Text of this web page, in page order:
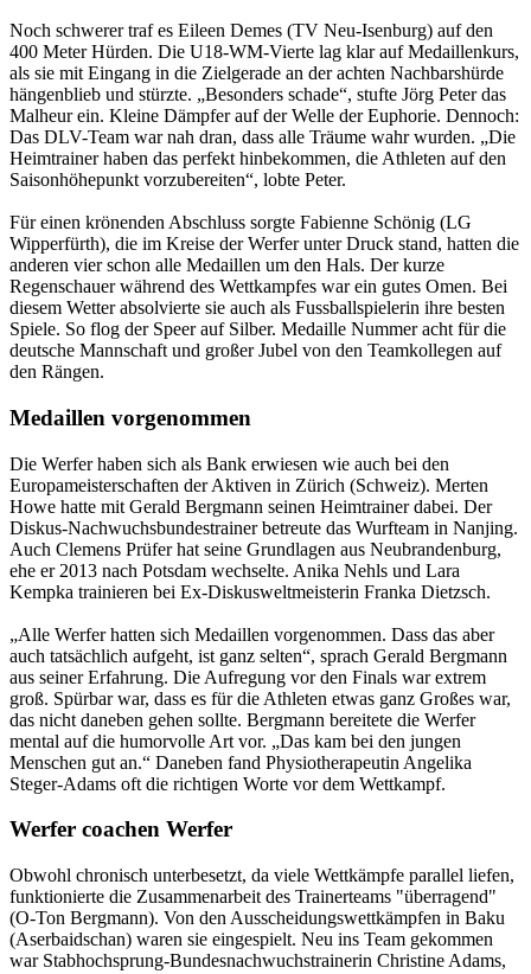
Noch schwerer traf es Eileen Demes (TV Neu-Isenburg) auf den
400 Meter Hürden. Die U18-WM-Vierte lag klar auf Medaillenkurs,
als sie mit Eingang in die Zielgerade an der achten Nachbarshürde
hängenblieb und stürzte. „Besonders schade“, stufte Jörg Peter das
Malheur ein. Kleine Dämpfer auf der Welle der Euphorie. Dennoch:
Das DLV-Team war nah dran, dass alle Träume wahr wurden. „Die
Heimtrainer haben das perfekt hinbekommen, die Athleten auf den
Saisonhöhepunkt vorzubereiten“, lobte Peter.
Für einen krönenden Abschluss sorgte Fabienne Schönig (LG
Wipperfürth), die im Kreise der Werfer unter Druck stand, hatten die
anderen vier schon alle Medaillen um den Hals. Der kurze
Regenschauer während des Wettkampfes war ein gutes Omen. Bei
diesem Wetter absolvierte sie auch als Fussballspielerin ihre besten
Spiele. So flog der Speer auf Silber. Medaille Nummer acht für die
deutsche Mannschaft und großer Jubel von den Teamkollegen auf
den Rängen.
Medaillen vorgenommen
Die Werfer haben sich als Bank erwiesen wie auch bei den
Europameisterschaften der Aktiven in Zürich (Schweiz). Merten
Howe hatte mit Gerald Bergmann seinen Heimtrainer dabei. Der
Diskus-Nachwuchsbundestrainer betreute das Wurfteam in Nanjing.
Auch Clemens Prüfer hat seine Grundlagen aus Neubrandenburg,
ehe er 2013 nach Potsdam wechselte. Anika Nehls und Lara
Kempka trainieren bei Ex-Diskusweltmeisterin Franka Dietzsch.
„Alle Werfer hatten sich Medaillen vorgenommen. Dass das aber
auch tatsächlich aufgeht, ist ganz selten“, sprach Gerald Bergmann
aus seiner Erfahrung. Die Aufregung vor den Finals war extrem
groß. Spürbar war, dass es für die Athleten etwas ganz Großes war,
das nicht daneben gehen sollte. Bergmann bereitete die Werfer
mental auf die humorvolle Art vor. „Das kam bei den jungen
Menschen gut an.“ Daneben fand Physiotherapeutin Angelika
Steger-Adams oft die richtigen Worte vor dem Wettkampf.
Werfer coachen Werfer
Obwohl chronisch unterbesetzt, da viele Wettkämpfe parallel liefen,
funktionierte die Zusammenarbeit des Trainerteams "überragend"
(O-Ton Bergmann). Von den Ausscheidungswettkämpfen in Baku
(Aserbaidschan) waren sie eingespielt. Neu ins Team gekommen
war Stabhochsprung-Bundesnachwuchstrainerin Christine Adams,